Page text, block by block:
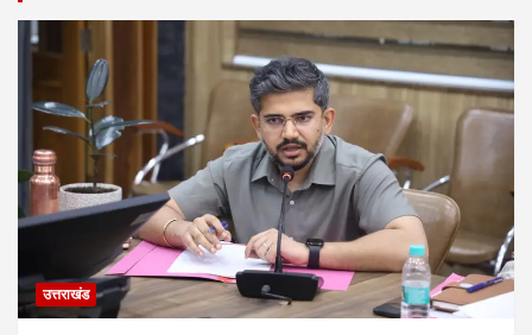
उत्तराखंड